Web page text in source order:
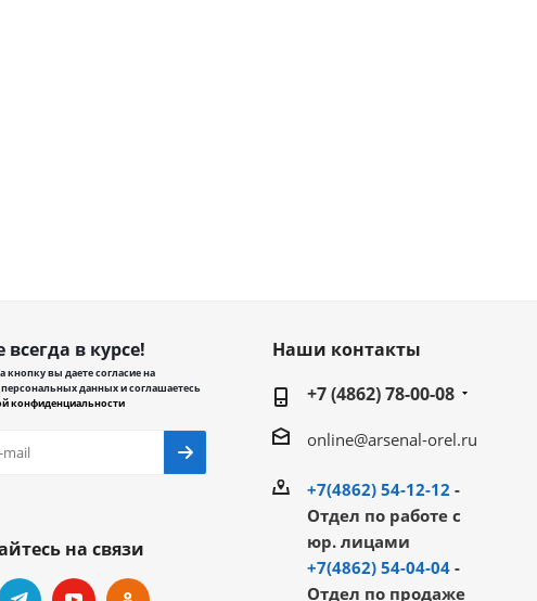
всегда в курсе!
кнопку вы даете согласие на
данных и соглашаетесь
конфиденциальности
на связи
Наши контакты
+7 (4862) 78-00-08
online@arsenal-orel.ru
+7(4862) 54-12-12 -
Отдел по работе с
юр. лицами
+7(4862) 54-04-04-
Отдел по продаже